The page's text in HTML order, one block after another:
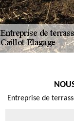
Entreprise de